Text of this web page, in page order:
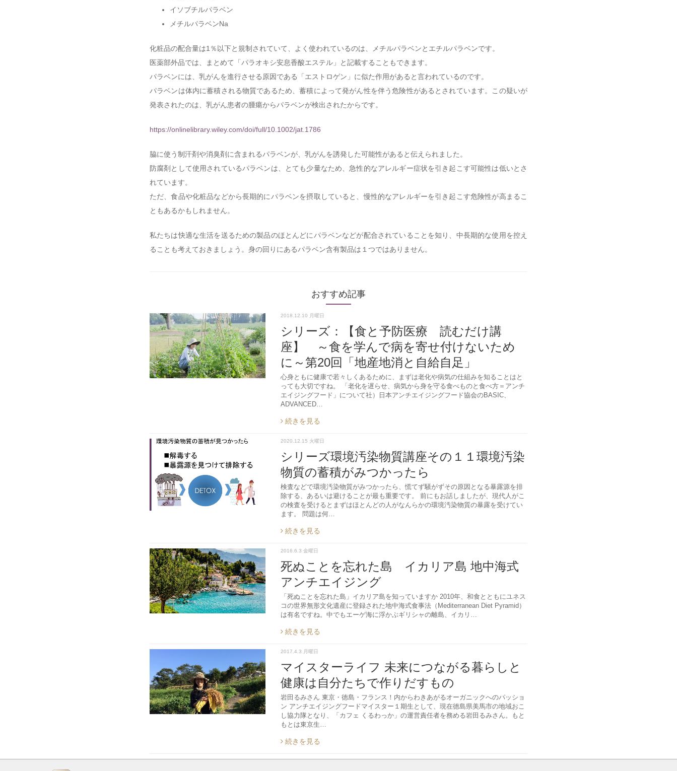
イソブチルパラベン
メチルパラベンNa
化粧品の配合量は1％以下と規制されていて、よく使われているのは、メチルパラベンとエチルパラベンです。
医薬部外品では、まとめて「パラオキシ安息香酸エステル」と記載することもできます。
パラベンには、乳がんを進行させる原因である「エストロゲン」に似た作用があると言われているのです。
パラベンは体内に蓄積される物質であるため、蓄積によって発がん性を伴う危険性があるとされています。この疑いが
発表されたのは、乳がん患者の腫瘍からパラベンが検出されたからです。
https://onlinelibrary.wiley.com/doi/full/10.1002/jat.1786
脇に使う制汗剤や消臭剤に含まれるパラベンが、乳がんを誘発した可能性があると伝えられました。
防腐剤として使用されているパラベンは、とても少量なため、急性的なアレルギー症状を引き起こす可能性は低いとさ
れています。
ただ、食品や化粧品などから長期的にパラベンを摂取していると、慢性的なアレルギーを引き起こす危険性が高まるこ
ともあるかもしれません。
私たちは快適な生活を送るための製品のほとんどにパラベンなどが配合されていることを知り、中長期的な使用を控え
ることも考えておきましょう。身の回りにあるパラベン含有製品は１つではありません。
おすすめ記事
2018.12.10 月曜日
シリーズ：【食と予防医療 読むだけ講
座】 ～食を学んで病を寄せ付けないため
に～第20回「地産地消と自給自足」
心身ともに健康で若々しくあるために、まずは老化や病気の仕組みを知ることはと
っても大切ですね。 「老化を遅らせ、病気から身を守る食べものと食べ方＝アンチ
エイジングフード」について社）日本アンチエイジングフード協会のBASIC、
ADVANCED…
続きを見る
2020.12.15 火曜日
シリーズ環境汚染物質講座その１１環境汚染
物質の蓄積がみつかったら
検査などで環境汚染物質がみつかったら、慌てず騒がずその原因となる暴露源を排
除する、あるいは避けることが最も重要です。 前にもお話しましたが、現代人がこ
の検査を受けるとまずはほとんどの人がなんらかの環境汚染物質の暴露を受けてい
ます。 問題は何…
続きを見る
2016.6.3 金曜日
死ぬことを忘れた島 イカリア島 地中海式
アンチエイジング
「死ぬことを忘れた島」イカリア島を知っていますか 2010年、和食とともにユネス
コの世界無形文化遺産に登録された地中海式食事法（Mediterranean Diet Pyramid）
は有名ですね。中でもエーゲ海に浮かぶギリシャの離島、イカリ…
続きを見る
2017.4.3 月曜日
マイスターライフ 未来につながる暮らしと
健康は自分たちで作りだすもの
岩田るみさん 東京・徳島・フランス！内からわきあがるオーガニックへのパッショ
ン アンチエイジングフードマイスター１期生として、現在徳島県美馬市の地域おこ
し協力隊となり、「カフェ くるわっか」の運営責任者を務める岩田るみさん。もと
もとは東京生…
続きを見る